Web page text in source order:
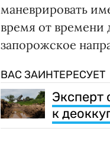
маневрировать
время от времени
запорожское
ВАС ЗАИНТЕРЕСУЕТ
Эксперт
к